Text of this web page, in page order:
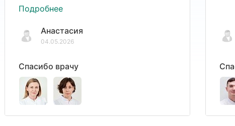
Подробнее
Анастасия
04.05.2026
Спасибо врачу